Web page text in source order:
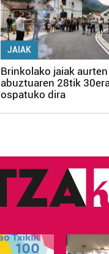
JAIAK
Brinkolako jaiak aurten
abuztuaren 28tik
ospatuko dira